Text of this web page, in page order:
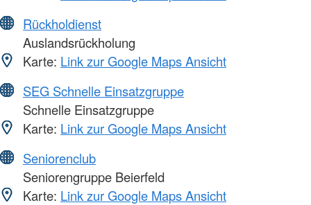
Rückholdienst
Auslandsrückholung
Karte: Link zur Google Maps Ansicht
SEG Schnelle Einsatzgruppe
Schnelle Einsatzgruppe
Karte: Link zur Google Maps Ansicht
Seniorenclub
Seniorengruppe Beierfeld
Karte: Link zur Google Maps Ansicht